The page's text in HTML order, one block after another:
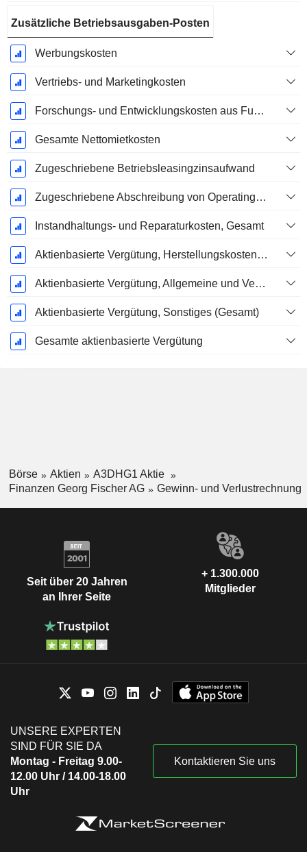
Zusätzliche Betriebsausgaben-Posten
Werbungskosten
Vertriebs- und Marketingkosten
Forschungs- und Entwicklungskosten aus Fußnoten
Gesamte Nettomietkosten
Zugeschriebene Betriebsleasingzinsaufwand
Zugeschriebene Abschreibung von Operating-Leasingverträgen
Instandhaltungs- und Reparaturkosten, Gesamt
Aktienbasierte Vergütung, Herstellungskosten der verkauften Waren (Gesamt)
Aktienbasierte Vergütung, Allgemeine und Verwaltungskosten (Gesamt)
Aktienbasierte Vergütung, Sonstiges (Gesamt)
Gesamte aktienbasierte Vergütung
Börse Aktien
A3DHG1 Aktie
Finanzen Georg Fischer AG
Gewinn- und Verlustrechnung
Seit über 20 Jahren
an Ihrer Seite
+ 1.300.000
Mitglieder
UNSERE EXPERTEN
SIND FÜR SIE DA
Montag - Freitag 9.00-
12.00 Uhr / 14.00-18.00
Uhr
Kontaktieren Sie uns